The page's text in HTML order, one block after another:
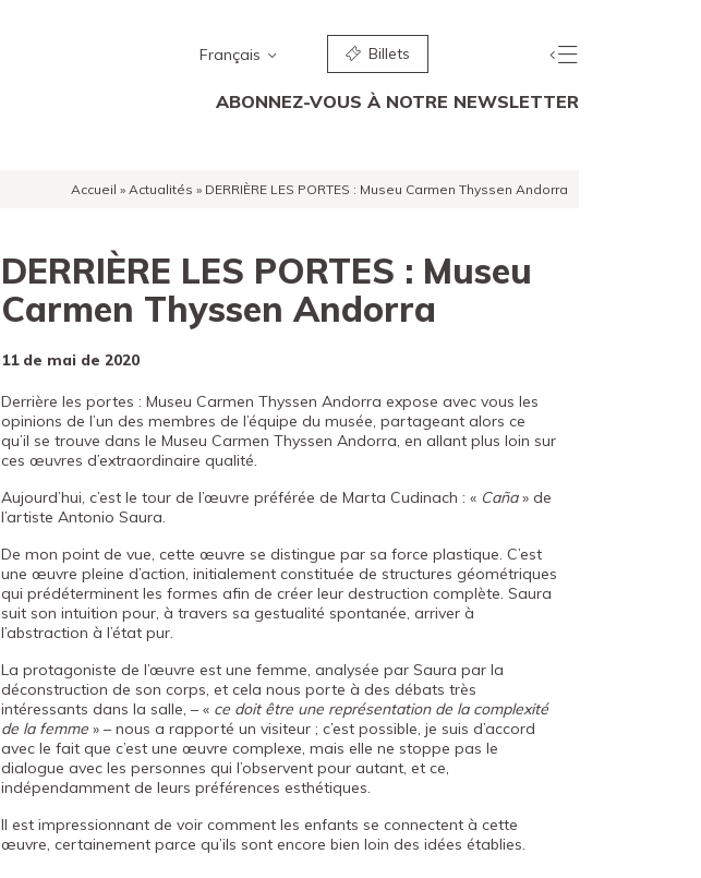
Français Billets
ABONNEZ-VOUS À NOTRE NEWSLETTER
Accueil » Actualités » DERRIÈRE LES PORTES : Museu Carmen Thyssen Andorra
DERRIÈRE LES PORTES : Museu
Carmen Thyssen Andorra
11 de mai de 2020
Derrière les portes : Museu Carmen Thyssen Andorra expose avec vous les
opinions de l’un des membres de l’équipe du musée, partageant alors ce
qu’il se trouve dans le Museu Carmen Thyssen Andorra, en allant plus loin sur
ces œuvres d’extraordinaire qualité.
Aujourd’hui, c’est le tour de l’œuvre préférée de Marta Cudinach : « Caña» de
l’artiste Antonio Saura.
De mon point de vue, cette œuvre se distingue par sa force plastique. C’est
une œuvre pleine d’action, initialement constituée de structures géométriques
qui prédéterminent les formes afin de créer leur destruction complète. Saura
suit son intuition pour, à travers sa gestualité spontanée, arriver à
l’abstraction à l’état pur.
La protagoniste de l’œuvre est une femme, analysée par Saura par la
déconstruction de son corps, et cela nous porte à des débats très
intéressants dans la salle, – « ce doit être une représentation de la complexité
de la femme » – nous a rapporté un visiteur ; c’est possible, je suis d’accord
avec le fait que c’est une œuvre complexe, mais elle ne stoppe pas le
dialogue avec les personnes qui l’observent pour autant, et ce,
indépendamment de leurs préférences esthétiques.
Il est impressionnant de voir comment les enfants se connectent à cette
œuvre, certainement parce qu’ils sont encore bien loin des idées établies.